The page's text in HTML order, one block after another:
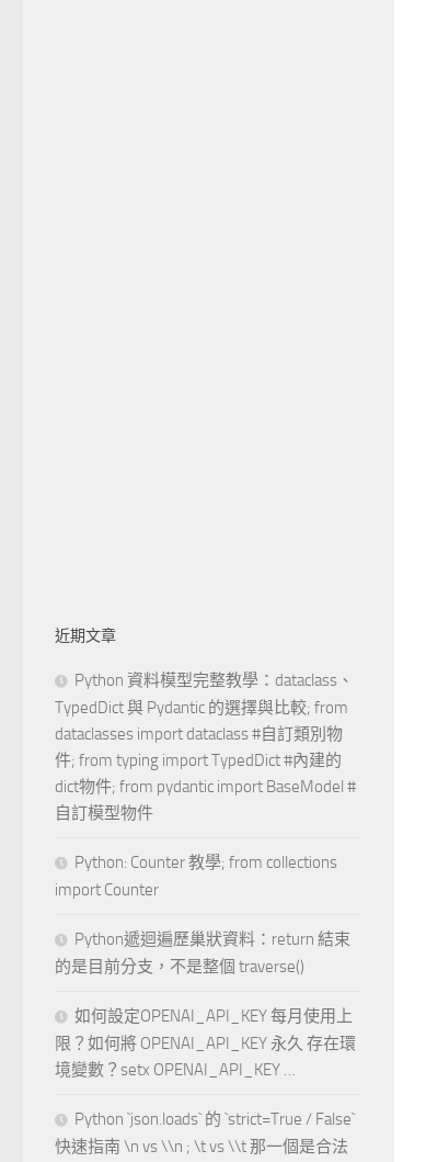
近期文章
Python 資料模型完整教學：dataclass、
TypedDict 與 Pydantic 的選擇與比較; from
dataclasses import dataclass #自訂類別物
件; from typing import TypedDict #內建的
dict物件; from pydantic import BaseModel #
自訂模型物件
Python: Counter 教學; from collections
import Counter
Python遞迴遍歷巢狀資料：return 結束
的是目前分支，不是整個 traverse()
如何設定OPENAI_API_KEY 每月使用上
限？如何將 OPENAI_API_KEY 永久 存在環
境變數？setx OPENAI_API_KEY …
Python `json.loads` 的 `strict=True / False`
快速指南 \n vs \\n ; \t vs \\t 那一個是合法